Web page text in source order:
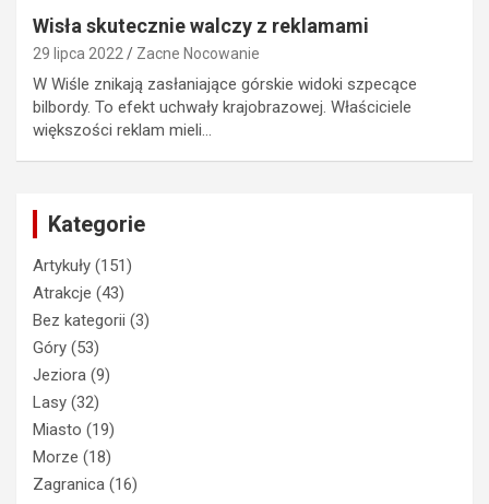
Wisła skutecznie walczy z reklamami
29 lipca 2022 Zacne Nocowanie
W Wiśle znikają zasłaniające górskie widoki szpecące
bilbordy. To efekt uchwały krajobrazowej. Właściciele
większości reklam mieli…
Kategorie
Artykuły (151)
Atrakcje (43)
Bez kategorii (3)
Góry (53)
Jeziora (9)
Lasy (32)
Miasto (19)
Morze (18)
Zagranica (16)